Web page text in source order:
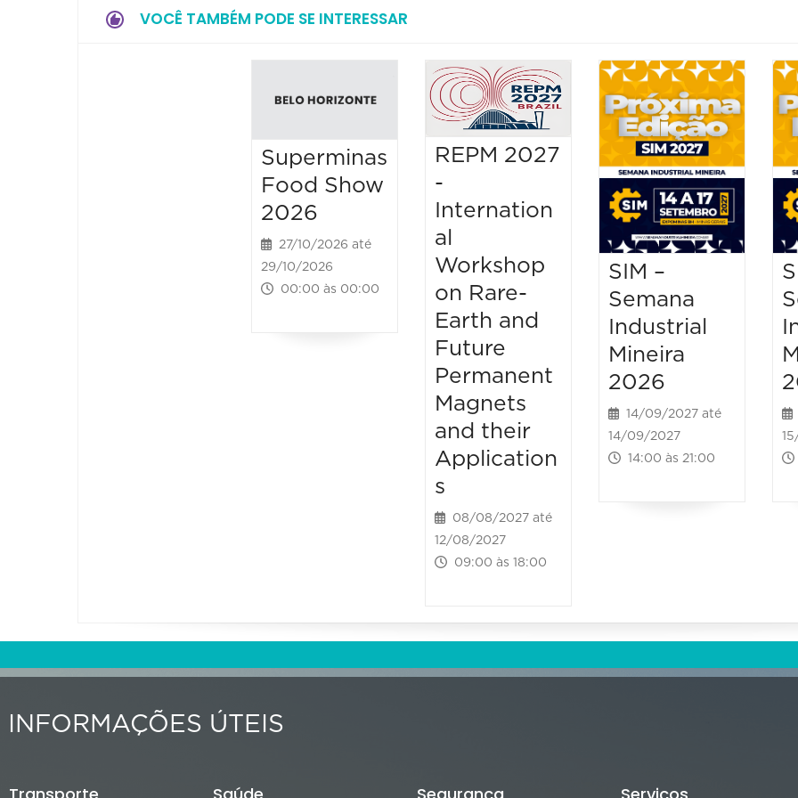
VOCÊ TAMBÉM PODE SE INTERESSAR
Superminas
Food Show
2026
27/10/2026 até
29/10/2026
00:00 às 00:00
REPM 2027
-
Internation
al
Workshop
on Rare-
Earth and
Future
Permanent
Magnets
and their
Application
s
08/08/2027 até
12/08/2027
09:00 às 18:00
SIM –
Semana
Industrial
Mineira
2026
14/09/2027 até
14/09/2027
14:00 às 21:00
INFORMAÇÕES ÚTEIS